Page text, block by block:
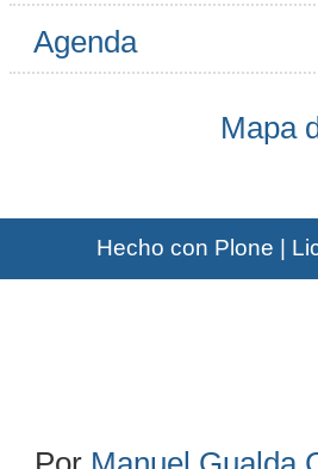
Agenda
Mapa
Hecho con Plone